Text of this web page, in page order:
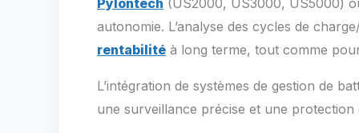
Pylontech (US2000, US3000, US5000)
autonomie. L’analyse des cycles de
rentabilité à long terme, tout comme
L’intégration de systèmes de gestion de
une surveillance précise et une